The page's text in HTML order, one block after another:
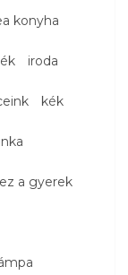
konyha
iroda
kék
a gyerek